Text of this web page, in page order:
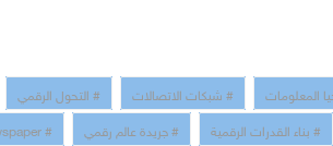
المعلومات # شبكات الاتصالات # التحول الرقمي
# بناء القدرات الرقمية # جريدة عالم رقمي
# Alam Rakamy Newspaper